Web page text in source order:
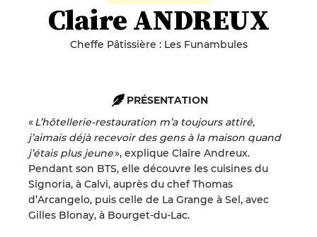
Claire ANDREUX
Cheffe Pâtissière : Les Funambules
PRÉSENTATION
«L’hôtellerie-restauration m’a toujours attiré,
j’aimais déjà recevoir des gens à la maison quand
j’étais plus jeune», explique Claire Andreux.
Pendant son BTS, elle découvre les cuisines du
Signoria, à Calvi, auprès du chef Thomas
d’Arcangelo, puis celle de La Grange à Sel, avec
Gilles Blonay, à Bourget-du-Lac.